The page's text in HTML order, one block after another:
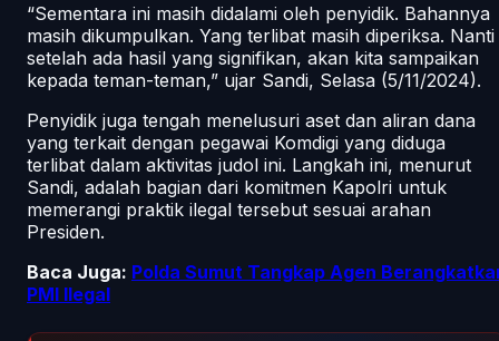
“Sementara ini masih didalami oleh penyidik. Bahannya
masih dikumpulkan. Yang terlibat masih diperiksa. Nanti
setelah ada hasil yang signifikan, akan kita sampaikan
kepada teman-teman,” ujar Sandi, Selasa (5/11/2024).
Penyidik juga tengah menelusuri aset dan aliran dana
yang terkait dengan pegawai Komdigi yang diduga
terlibat dalam aktivitas judol ini. Langkah ini, menurut
Sandi, adalah bagian dari komitmen Kapolri untuk
memerangi praktik ilegal tersebut sesuai arahan
Presiden.
Baca Juga: Polda Sumut Tangkap Agen
PMI Ilegal